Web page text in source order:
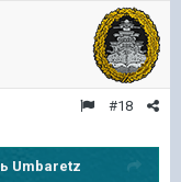
#18
Umbaretz